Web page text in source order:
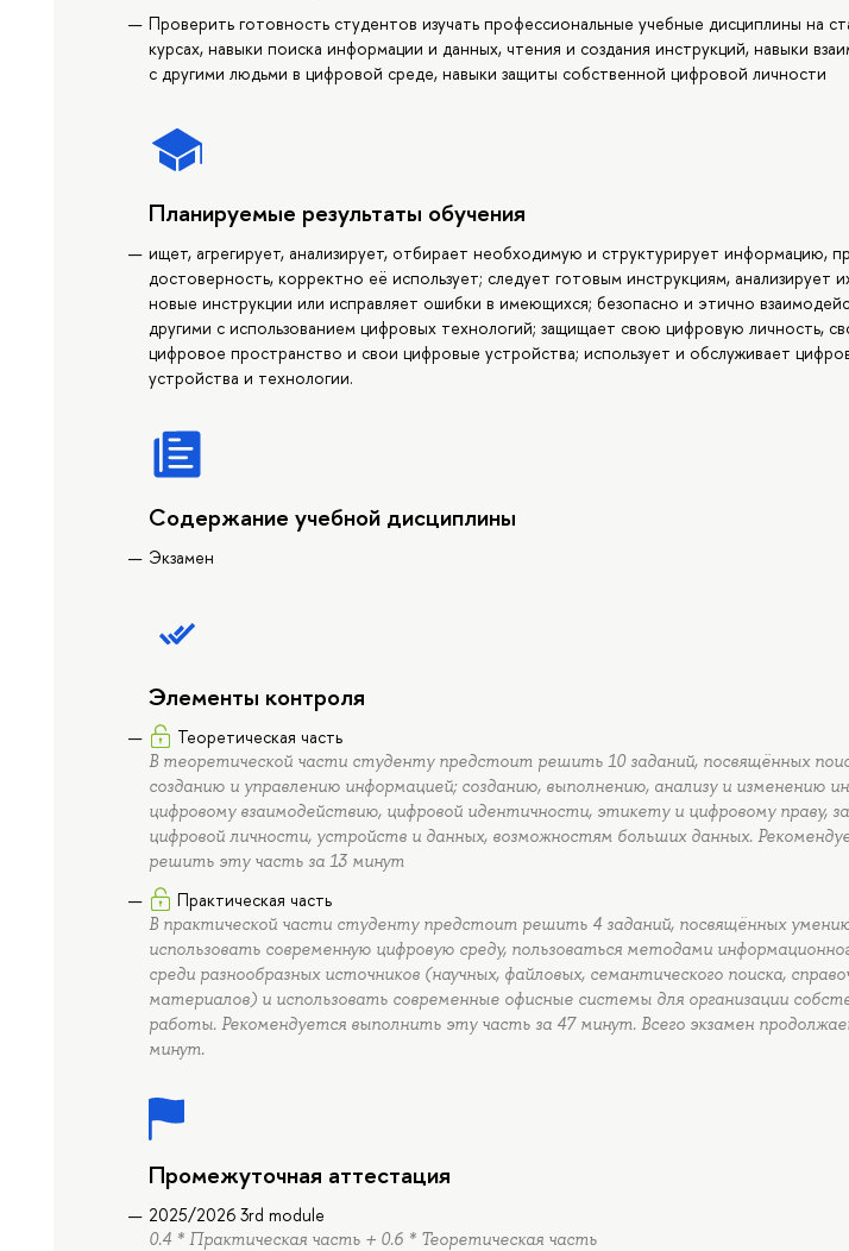
Проверить готовность студентов изучать профессиональные учебные дисциплины на
курсах, навыки поиска информации и данных, чтения и создания инструкций, навыки
с другими людьми в цифровой среде, навыки защиты собственной цифровой личности
Планируемые результаты обучения
ищет, агрегирует, анализирует, отбирает необходимую и структурирует информацию,
достоверность, корректно её использует; следует готовым инструкциям, анализирует
новые инструкции или исправляет ошибки в имеющихся; безопасно и этично
другими с использованием цифровых технологий; защищает свою цифровую личность,
цифровое пространство и свои цифровые устройства; использует и обслуживает
устройства и технологии.
Содержание учебной дисциплины
Экзамен
Элементы контроля
Теоретическая часть
В теоретической части студенту предстоит решить 10 заданий, посвящённых
созданию и управлению информацией; созданию, выполнению, анализу и изменению
цифровому взаимодействию, цифровой идентичности, этикету и цифровому праву,
цифровой личности, устройств и данных, возможностям больших данных.
решить эту часть за 13 минут
Практическая часть
В практической части студенту предстоит решить 4 заданий, посвящённых
использовать современную цифровую среду, пользоваться методами
среди разнообразных источников (научных, файловых, семантического поиска,
материалов) и использовать современные офисные системы для организации
работы. Рекомендуется выполнить эту часть за 47 минут. Всего экзамен
минут.
Промежуточная аттестация
2025/2026 3rd module
0.4 * Практическая часть + 0.6 * Теоретическая часть